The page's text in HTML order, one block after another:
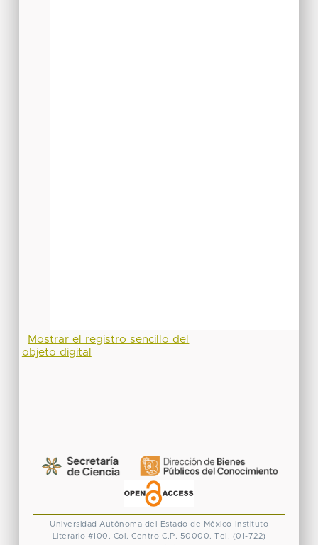
Mostrar el registro sencillo del
objeto digital
Universidad Autónoma del Estado de México
Instituto
Literario #100. Col. Centro C.P. 50000. Tel. (01-722)